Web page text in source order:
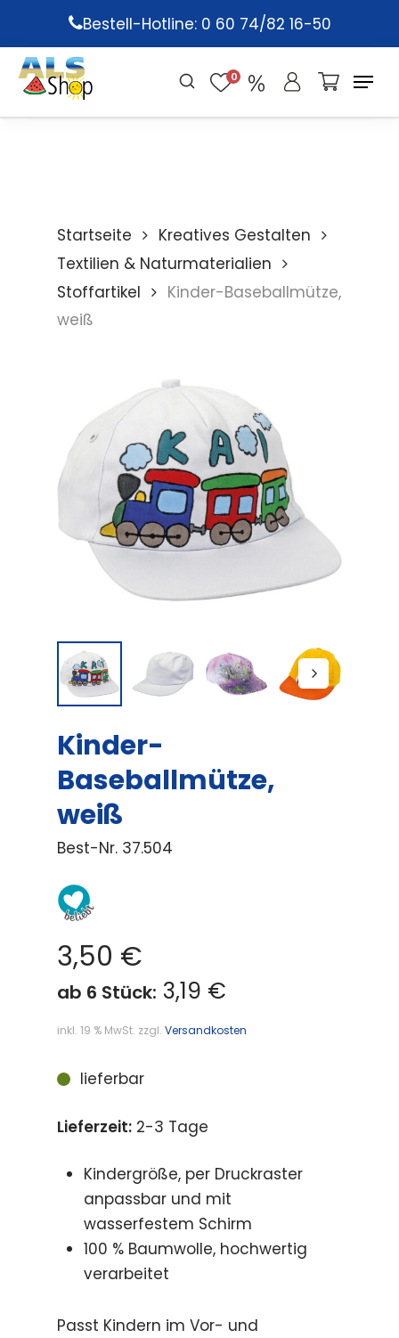
main
content
Bestell-Hotline: 0 60 74/82 16-50
0
Startseite
Kreatives Gestalten
Textilien & Naturmaterialien
Stoffartikel
Kinder-Baseballmütze,
weiß
Kinder-
Baseballmütze,
weiß
Best-Nr. 37.504
3,50 €
ab 6 Stück: 3,19 €
inkl. 19 % MwSt. zzgl. Versandkosten
lieferbar
Lieferzeit: 2-3 Tage
Kindergröße, per Druckraster
anpassbar und mit
wasserfestem Schirm
100 % Baumwolle, hochwertig
verarbeitet
Passt Kindern im Vor- und